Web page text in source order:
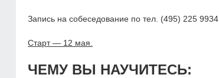
Запись на собеседование по тел. (495) 225 9934.
Старт — 12 мая.
ЧЕМУ ВЫ НАУЧИТЕСЬ: